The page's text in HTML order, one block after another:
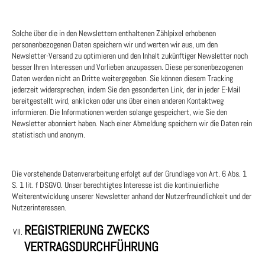
Solche über die in den Newslettern enthaltenen Zählpixel erhobenen
personenbezogenen Daten speichern wir und werten wir aus, um den
Newsletter-Versand zu optimieren und den Inhalt zukünftiger Newsletter noch
besser Ihren Interessen und Vorlieben anzupassen. Diese personenbezogenen
Daten werden nicht an Dritte weitergegeben. Sie können diesem Tracking
jederzeit widersprechen, indem Sie den gesonderten Link, der in jeder E-Mail
bereitgestellt wird, anklicken oder uns über einen anderen Kontaktweg
informieren. Die Informationen werden solange gespeichert, wie Sie den
Newsletter abonniert haben. Nach einer Abmeldung speichern wir die Daten rein
statistisch und anonym.
Die vorstehende Datenverarbeitung erfolgt auf der Grundlage von Art. 6 Abs. 1
S. 1 lit. f DSGVO. Unser berechtigtes Interesse ist die kontinuierliche
Weiterentwicklung unserer Newsletter anhand der Nutzerfreundlichkeit und der
Nutzerinteressen.
REGISTRIERUNG ZWECKS
VERTRAGSDURCHFÜHRUNG